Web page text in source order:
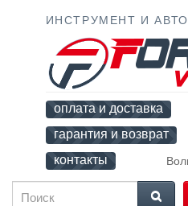
ИНСТРУМЕНТ И
оплата и доставка
гарантия и возврат
контакты